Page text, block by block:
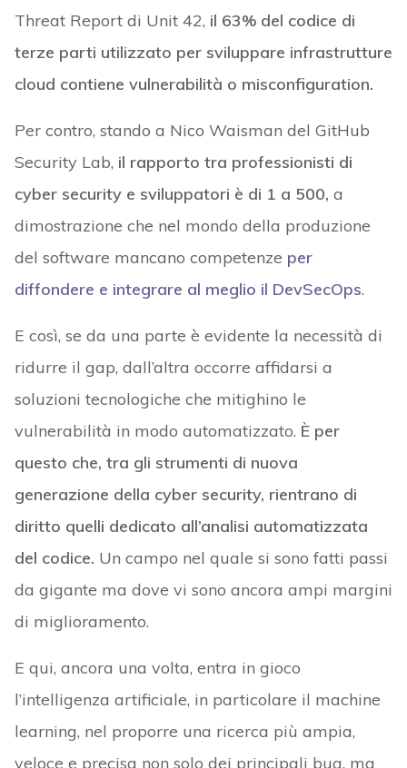
Threat Report di Unit 42, il 63% del codice di
terze parti utilizzato per sviluppare infrastrutture
cloud contiene vulnerabilità o misconfiguration.
Per contro, stando a Nico Waisman del GitHub
Security Lab, il rapporto tra professionisti di
cyber security e sviluppatori è di 1 a 500, a
dimostrazione che nel mondo della produzione
del software mancano competenze per
diffondere e integrare al meglio il DevSecOps.
E così, se da una parte è evidente la necessità di
ridurre il gap, dall’altra occorre affidarsi a
soluzioni tecnologiche che mitighino le
vulnerabilità in modo automatizzato. È per
questo che, tra gli strumenti di nuova
generazione della cyber security, rientrano di
diritto quelli dedicato all’analisi automatizzata
del codice. Un campo nel quale si sono fatti passi
da gigante ma dove vi sono ancora ampi margini
di miglioramento.
E qui, ancora una volta, entra in gioco
l’intelligenza artificiale, in particolare il machine
learning, nel proporre una ricerca più ampia,
veloce e precisa non solo dei principali bug, ma